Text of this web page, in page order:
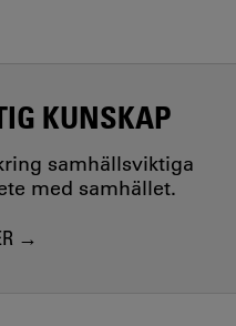
KUNSKAP
samhällsviktiga
med samhället.